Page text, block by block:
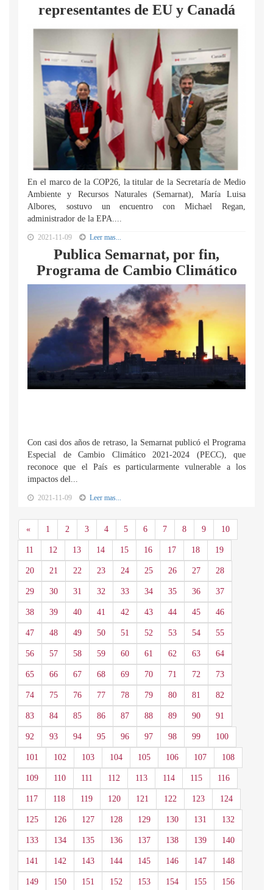
representantes de EU y Canadá
En el marco de la COP26, la titular de la Secretaría de Medio
Ambiente y Recursos Naturales (Semarnat), María Luisa
Albores, sostuvo un encuentro con Michael Regan,
administrador de la EPA....
2021-11-09 Leer mas...
Publica Semarnat, por fin,
Programa de Cambio Climático
Con casi dos años de retraso, la Semarnat publicó el Programa
Especial de Cambio Climático 2021-2024 (PECC), que
reconoce que el País es particularmente vulnerable a los
impactos del...
2021-11-09 Leer mas...
«Anterior
1 2 3 4 5 6 7 8 9 10
11 12 13 14 15 16 17 18 19
20 21 22 23 24 25 26 27 28
29 30 31 32 33 34 35 36 37
38 39 40 41 42 43 44 45 46
47 48 49 50 51 52 53 54 55
56 57 58 59 60 61 62 63 64
65 66 67 68 69 70 71 72 73
74 75 76 77 78 79 80 81 82
83 84 85 86 87 88 89 90 91
92 93 94 95 96 97 98 99 100
101 102 103 104 105 106 107 108
109 110 111 112 113 114 115 116
117 118 119 120 121 122 123 124
125 126 127 128 129 130 131 132
133 134 135 136 137 138 139 140
141 142 143 144 145 146 147 148
149 150 151 152 153 154 155 156